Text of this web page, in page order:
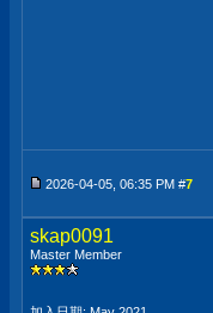
2026-04-05, 06:35 PM #7
skap0091
Master Member